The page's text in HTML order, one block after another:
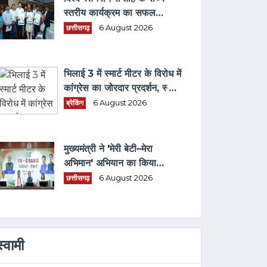
स्तरीय कार्यक्रम का सफल
आयोजन, छत्तीसगढ़ के प्रथम "मातृ
छत्तीसगढ़ 6 August 2026
भिलाई 3 में स्मार्ट मीटर के विरोध में
कांग्रेस का जोरदार प्रदर्शन, स्मार्ट
मीटर हटाने भरवाया फार्म
ब्रेकिंग 6 August 2026
मुख्यमंत्री ने 'मेरी बेटी–मेरा
अभिमान' अभियान का किया
शुभारंभ
छत्तीसगढ़ 6 August 2026